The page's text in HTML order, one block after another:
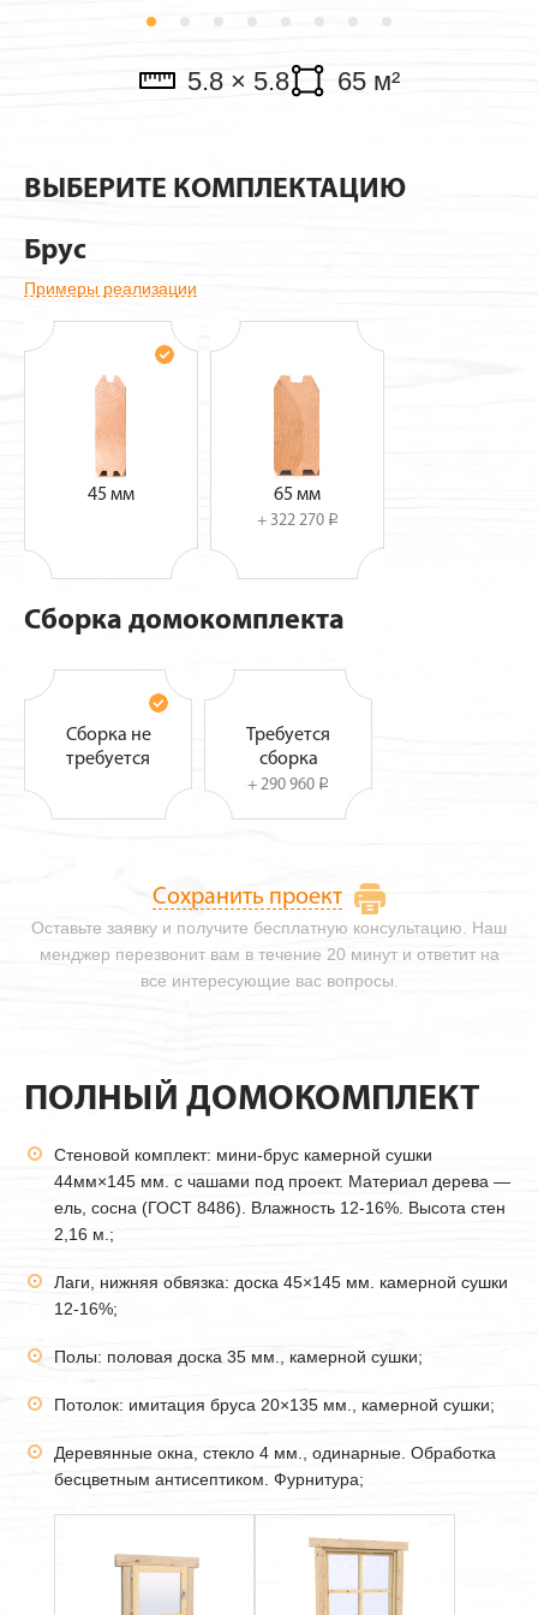
5.8 × 5.8 65 м²
ВЫБЕРИТЕ КОМПЛЕКТАЦИЮ
Брус
Примеры реализации
45 мм 65 мм
+ 322 270 i
Сборка домокомплекта
Сборка не
требуется
Требуется
сборка
+ 290 960 i
Оставьте заявку и получите бесплатную консультацию. Наш
менджер перезвонит вам в течение 20 минут и ответит на
все интересующие вас вопросы.
Сохранить проект
ПОЛНЫЙ ДОМОКОМПЛЕКТ
Стеновой комплект: мини-брус камерной сушки
44мм×145 мм. с чашами под проект. Материал дерева —
ель, сосна (ГОСТ 8486). Влажность 12-16%. Высота стен
2,16 м.;
Лаги, нижняя обвязка: доска 45×145 мм. камерной сушки
12-16%;
Полы: половая доска 35 мм., камерной сушки;
Потолок: имитация бруса 20×135 мм., камерной сушки;
Деревянные окна, стекло 4 мм., одинарные. Обработка
бесцветным антисептиком. Фурнитура;